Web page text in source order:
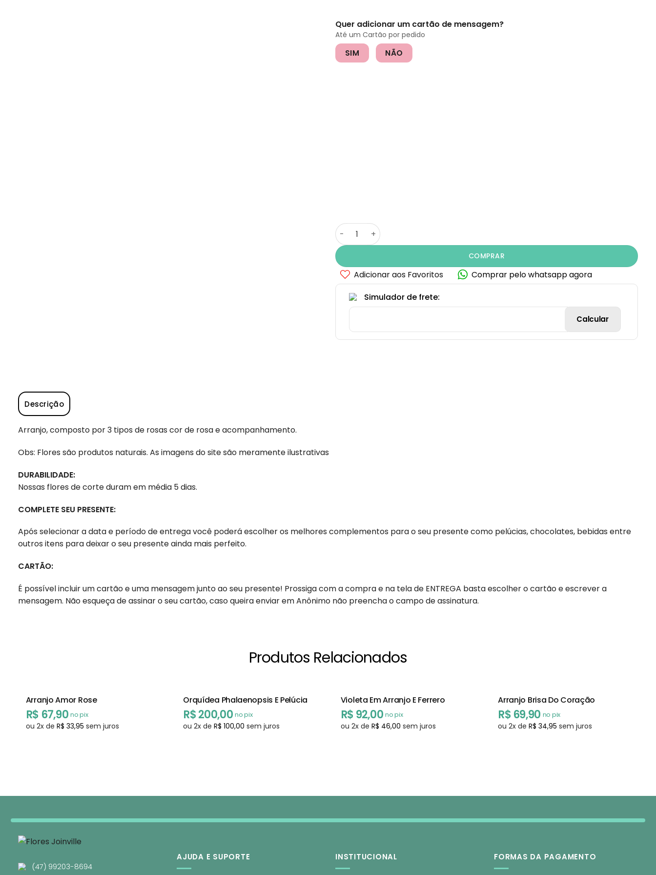
Quer adicionar um cartão de mensagem?
Até um Cartão por pedido
SIM NÃO
Arranjo Serenata de Rosa quantidade
COMPRAR
Adicionar aos Favoritos Comprar pelo whatsapp agora
Simulador de frete:
Calcular
Descrição
Arranjo, composto por 3 tipos de rosas cor de rosa e acompanhamento.
Obs: Flores são produtos naturais. As imagens do site são meramente ilustrativas
DURABILIDADE:
Nossas flores de corte duram em média 5 dias.
COMPLETE SEU PRESENTE:
Após selecionar a data e período de entrega você poderá escolher os melhores complementos para o seu presente como pelúcias, chocolates, bebidas entre
outros itens para deixar o seu presente ainda mais perfeito.
CARTÃO:
É possível incluir um cartão e uma mensagem junto ao seu presente! Prossiga com a compra e na tela de ENTREGA basta escolher o cartão e escrever a
mensagem. Não esqueça de assinar o seu cartão, caso queira enviar em Anônimo não preencha o campo de assinatura.
Produtos Relacionados
Arranjo Amor Rose
R$ 67,90 no pix
ou 2x de R$ 33,95 sem juros
Orquídea Phalaenopsis E Pelúcia
R$200,00 no pix
ou2x deR$ 100,00 sem juros
Violeta Em Arranjo E Ferrero
R$ 92,00 no pix
ou 2x de R$ 46,00 sem juros
Arranjo Brisa Do Coração
R$ 69,90 no pix
ou2x deR$ 34,95 sem juros
(47) 99203-8694
AJUDA E SUPORTE INSTITUCIONAL FORMAS DA PAGAMENTO